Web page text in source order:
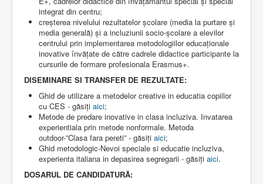
integrat din centru;
creșterea nivelului rezultatelor școlare (media la purtare și
media generală) și a incluziunii socio-școlare a elevilor
centrului prin implementarea metodologiilor educaționale
inovative învățate de către cadrele didactice participante la
cursurile de formare profesionala Erasmus+.
DISEMINARE SI TRANSFER DE REZULTATE:
Ghid de utilizare a metodelor creative in educatia copiilor
cu CES - găsiți aici;
Metode de predare inovative in clasa incluziva. Invatarea
experientiala prin metode nonformale. Metoda
outdoor-”Clasa fara pereti” - găsiți aici;
Ghid metodologic-Nevoi speciale si educatie incluziva,
experienta italiana in depasirea segregarii - găsiți aici.
DOSARUL DE CANDIDATURĂ: